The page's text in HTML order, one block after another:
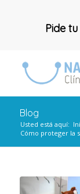
Pide
Blog
Usted está aquí:
Cómo proteger la